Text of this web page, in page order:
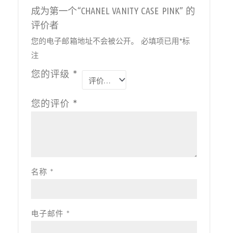
成为第一个“CHANEL VANITY CASE PINK” 的
评价者
您的电子邮箱地址不会被公开。 必填项已用*标
注
您的评级*
您的评价*
名称*
电子邮件*